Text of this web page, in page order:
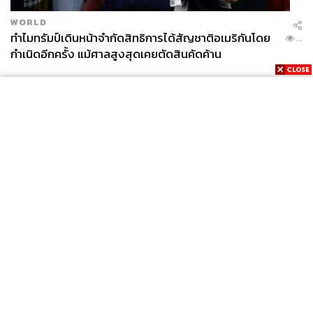
WORLD
ทำไมทรัมป์เดินหน้าจำกัดสิทธิการได้สัญชาติอเมริกันโดย
กำเนิดอีกครั้ง แม้ศาลสูงสุดเคยตัดสินคัดค้าน
...